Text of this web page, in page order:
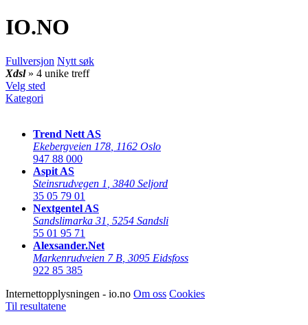
IO.NO
Fullversjon Nytt søk
Xdsl » 4 unike treff
Velg sted
Kategori
Trend Nett AS
Ekebergveien 178 1162 Oslo
947 88 000
Aspit AS
Steinsrudvegen 1 3840 Seljord
35 05 79 01
Nextgentel AS
Sandslimarka 31 5254 Sandsli
55 01 95 71
Alexsander.Net
Markenrudveien 7 B 3095 Eidsfoss
922 85 385
Internettopplysningen - io.no Om oss Cookies
Til resultatene